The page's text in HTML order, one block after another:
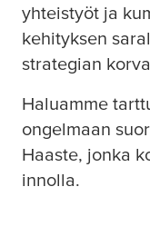
yhteistyöt ja
kehityksen
strategian
Haluamme
ongelmaan
Haaste, jonka
innolla.